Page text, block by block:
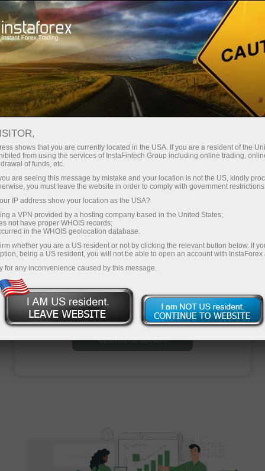
给初学者
InstaForex 初学者培训课程
您刚刚潜入外汇世界吗？ 不要错过我们的优惠！ 开
设真实交易账户并抓住机会下载由 InstaForex 专业
人士为初学者准备的培训课程。
Open trading account
Open demo account
shows that you are currently located in the USA. If you are a resident of the
from using the services of InstaFintech Group including online trading,
of funds, etc.
are seeing this message by mistake and your location is not the US, kindly
you must leave the website in order to comply with government
IP address show your location as the USA?
a VPN provided by a hosting company based in the United States;
not have proper WHOIS records;
in the WHOIS geolocation database.
whether you are a US resident or not by clicking the relevant button below. If
being a US resident, you will not be able to open an account with InstaForex
for any inconvenience caused by this message.